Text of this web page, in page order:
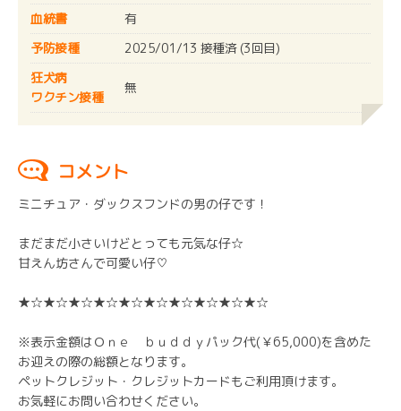
血統書
有
予防接種
2025/01/13 接種済 (3回目)
狂犬病
ワクチン接種
無
コメント
ミニチュア・ダックスフンドの男の仔です！
まだまだ小さいけどとっても元気な仔☆
甘えん坊さんで可愛い仔♡
★☆★☆★☆★☆★☆★☆★☆★☆★☆★☆
※表示金額はＯｎｅ ｂｕｄｄｙパック代(￥65,000)を含めた
お迎えの際の総額となります。
ペットクレジット・クレジットカードもご利用頂けます。
お気軽にお問い合わせください。